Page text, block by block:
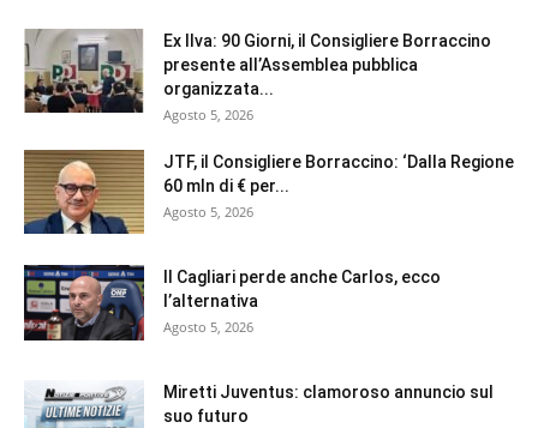
Ex Ilva: 90 Giorni, il Consigliere Borraccino
presente all’Assemblea pubblica
organizzata...
Agosto 5, 2026
JTF, il Consigliere Borraccino: ‘Dalla Regione
60 mln di € per...
Agosto 5, 2026
Il Cagliari perde anche Carlos, ecco
l’alternativa
Agosto 5, 2026
Miretti Juventus: clamoroso annuncio sul
suo futuro